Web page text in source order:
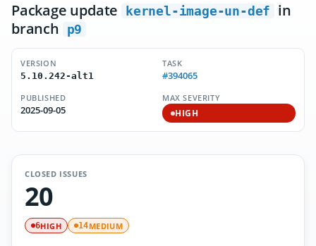
Package update kernel-image-un-def
in
branch
p9
VERSION
5.10.242-alt1
TASK
#394065
PUBLISHED
2025-09-05
MAX SEVERITY
HIGH
CLOSED ISSUES
20
6HIGH 14MEDIUM